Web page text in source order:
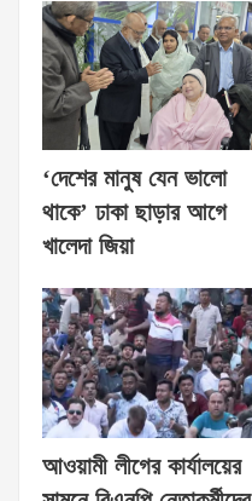
‘দেশের মানুষ যেন ভালো
থাকে’ ঢাকা ছাড়ার আগে
খালেদা জিয়া
আওয়ামী লীগের কার্যালয়ের